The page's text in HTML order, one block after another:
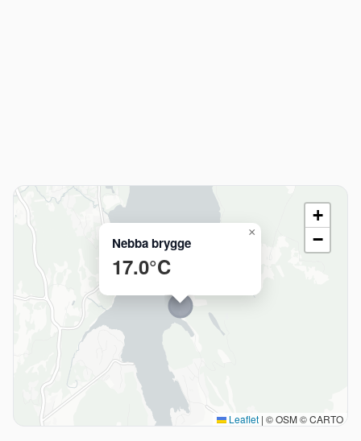
Nebba brygge
17.0°C
×
+
−
Leaflet | © OSM © CARTO